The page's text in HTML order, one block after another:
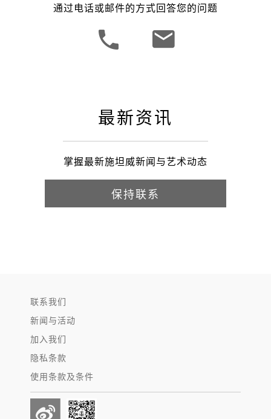
通过电话或邮件的方式回答您的问题
最新资讯
掌握最新施坦威新闻与艺术动态
保持联系
联系我们
新闻与活动
加入我们
隐私条款
使用条款及条件